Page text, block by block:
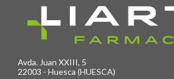
Avda. Juan XXIII, 5
22003 - Huesca (HUESCA)